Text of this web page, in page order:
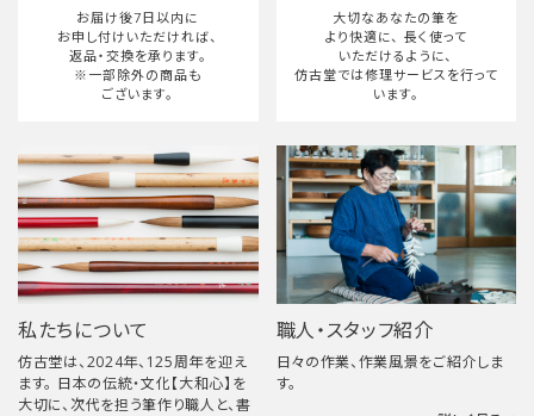
検索する
お届け後7日以内に
お申し付けいただければ、
返品・交換を承ります。
※一部除外の商品も
ございます。
大切なあなたの筆を
より快適に、 長く使って
いただけるように、
仿古堂では修理サービスを行って
います。
私たちについて
仿古堂は、2024年、125周年を迎え
ます。 日本の伝統・文化【大和心】を
大切に、次代を担う筆作り職人と、書
職人・スタッフ紹介
日々の作業、作業風景をご紹介しま
す。